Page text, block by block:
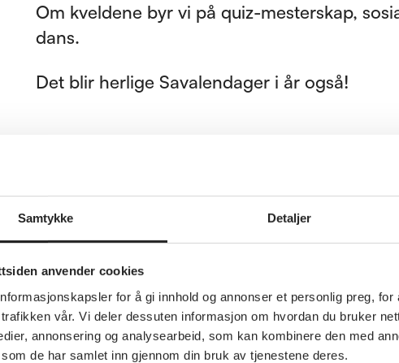
Samtykke Detaljer
anvender cookies
for å gi innhold og annonser et personlig preg,
vår. Vi deler dessuten informasjon om hvordan du bruker
annonsering og analysearbeid, som kan kombinere den med
de har samlet inn gjennom din bruk av tjenestene deres.
Om kveldene byr vi på quiz-mesterskap,
dans.
Det blir herlige Savalendager i år også!
artikler